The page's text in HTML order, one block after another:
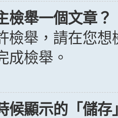
檢舉一個文章？
檢舉，請在您
成檢舉。
候顯示的「儲